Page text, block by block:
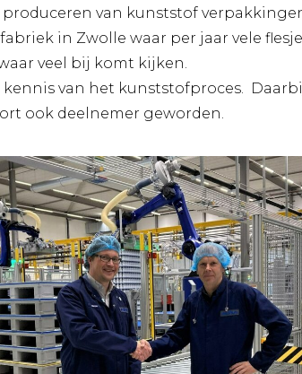
van kunststof
in Zwolle waar per jaar vele
veel bij komt kijken.
van het kunststofproces.
ook deelnemer geworden.